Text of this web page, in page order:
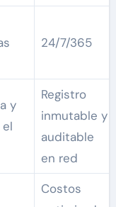
24/7/365
y
Registro
inmutable y
auditable
en red
Costos